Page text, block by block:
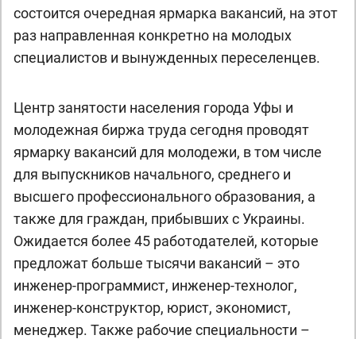
состоится очередная ярмарка вакансий, на этот
раз направленная конкретно на молодых
специалистов и вынужденных переселенцев.
Центр занятости населения города Уфы и
молодежная биржа труда сегодня проводят
ярмарку вакансий для молодежи, в том числе
для выпускников начального, среднего и
высшего профессионального образования, а
также для граждан, прибывших с Украины.
Ожидается более 45 работодателей, которые
предложат больше тысячи вакансий – это
инженер-программист, инженер-технолог,
инженер-конструктор, юрист, экономист,
менеджер. Также рабочие специальности –